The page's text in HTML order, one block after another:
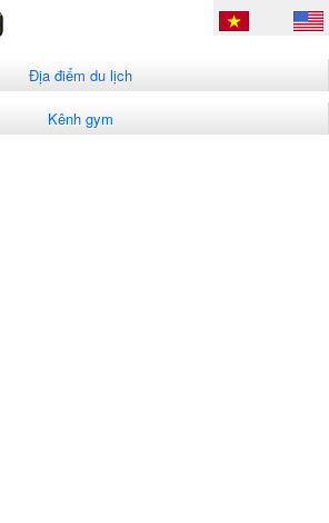
Địa điểm du lịch
Kênh gym